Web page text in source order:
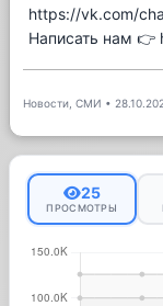
https://vk.com/
Написать нам
Новости, СМИ •
25
ПРОСМОТРЫ